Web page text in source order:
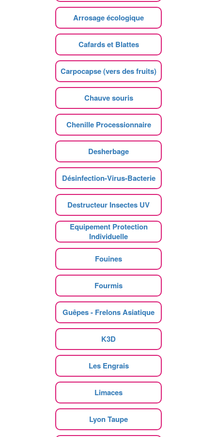
Arrosage écologique
Cafards et Blattes
Carpocapse (vers des fruits)
Chauve souris
Chenille Processionnaire
Desherbage
Désinfection-Virus-Bacterie
Destructeur Insectes UV
Equipement Protection
Individuelle
Fouines
Fourmis
Guêpes - Frelons Asiatique
K3D
Les Engrais
Limaces
Lyon Taupe